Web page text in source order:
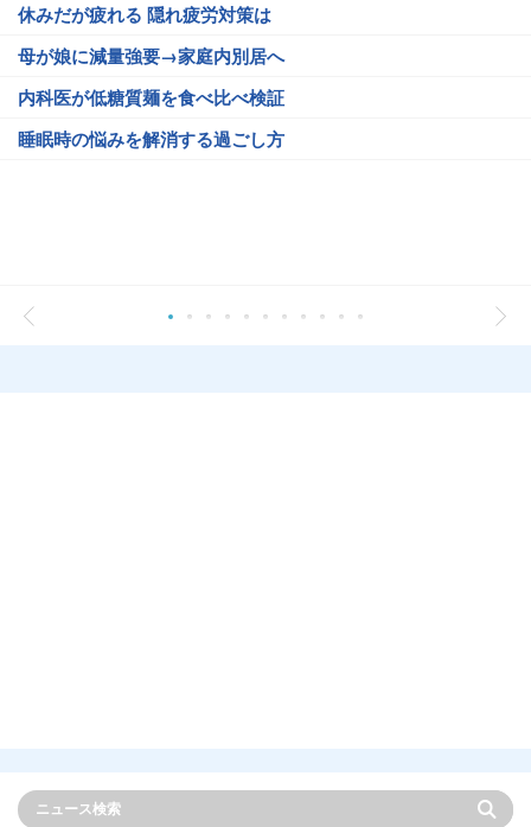
休みだが疲れる 隠れ疲労対策は
母が娘に減量強要→家庭内別居へ
内科医が低糖質麺を食べ比べ検証
睡眠時の悩みを解消する過ごし方